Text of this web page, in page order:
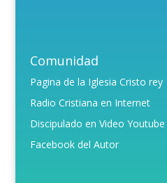
Comunidad
Pagina de la Iglesia Cristo rey
Radio Cristiana en Internet
Discipulado en Video Youtube
Facebook del Autor